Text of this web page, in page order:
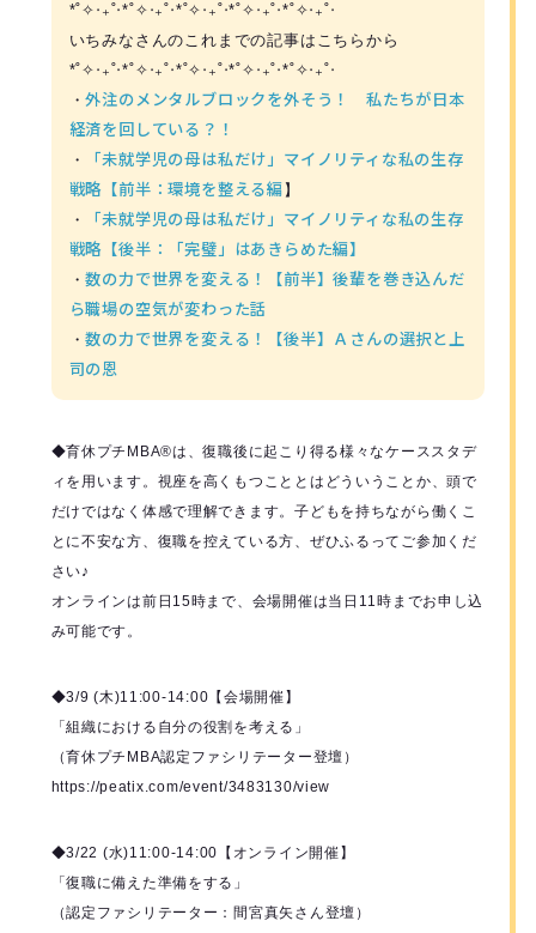
*˚✧︎‧₊˚‧*˚✧︎‧₊˚‧*˚✧︎‧₊˚‧*˚✧︎‧₊˚‧*˚✧︎‧₊˚‧
いちみなさんのこれまでの記事はこちらから
*˚✧︎‧₊˚‧*˚✧︎‧₊˚‧*˚✧︎‧₊˚‧*˚✧︎‧₊˚‧*˚✧︎‧₊˚‧
・外注のメンタルブロックを外そう！ 私たちが日本
経済を回している？！
・
「未就学児の母は私だけ」マイノリティな私の生存
戦略【前半：環境を整える編 】
・
「未就学児の母は私だけ」マイノリティな私の生存
戦略【後半：「完璧」はあきらめた編】
・数の力で世界を変える！【前半】後輩を巻き込んだ
ら職場の空気が変わった話
・数の力で世界を変える！【後半】Ａさんの選択と上
司の恩
◆育休プチMBA®️は、復職後に起こり得る様々なケーススタデ
ィを用います。視座を高くもつこととはどういうことか、頭で
だけではなく体感で理解できます。子どもを持ちながら働くこ
とに不安な方、復職を控えている方、ぜひふるってご参加くだ
さい♪
オンラインは前日15時まで、会場開催は当日11時までお申し込
み可能です。
◆3/9 (木)11:00-14:00【会場開催】
「組織における自分の役割を考える」
（育休プチMBA認定ファシリテーター登壇）
https://peatix.com/event/3483130/view
◆3/22 (水)11:00-14:00【オンライン開催】
「復職に備えた準備をする」
（認定ファシリテーター：間宮真矢さん登壇）